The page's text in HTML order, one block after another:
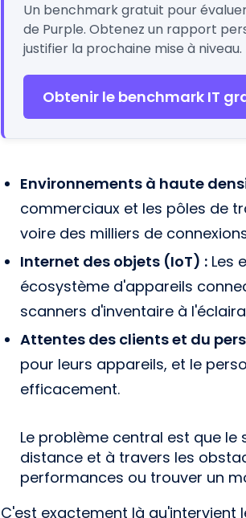
Un benchmark gratuit pour
de Purple. Obtenez un rapport
justifier la prochaine mise à niveau.
Obtenir le benchmark IT
Environnements à haute
commerciaux et les pôles de
voire des milliers de
Internet des objets (IoT) : Les
écosystème d'appareils
scanners d'inventaire à
Attentes des clients et du
pour leurs appareils, et le
efficacement.
Le problème central est que
distance et à travers les
performances ou trouver un
C'est exactement là qu'intervient